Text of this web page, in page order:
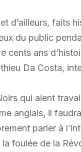
d’ailleurs, faits
du public
cents ans
Da Costa,
qui aient
anglais, il
parler à
foulée de la